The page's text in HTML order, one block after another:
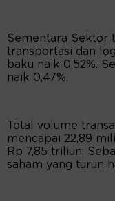
Sementara Sektor
transportasi dan
baku naik 0,52%.
naik 0,47%.
Total volume
mencapai 22,89
Rp 7,85 triliun.
saham yang turun